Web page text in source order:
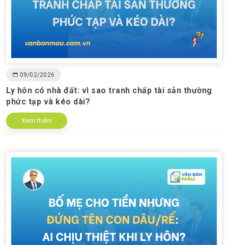
09/02/2026
Ly hôn có nhà đất: vì sao tranh chấp tài sản thường
phức tạp và kéo dài?
Xem thêm